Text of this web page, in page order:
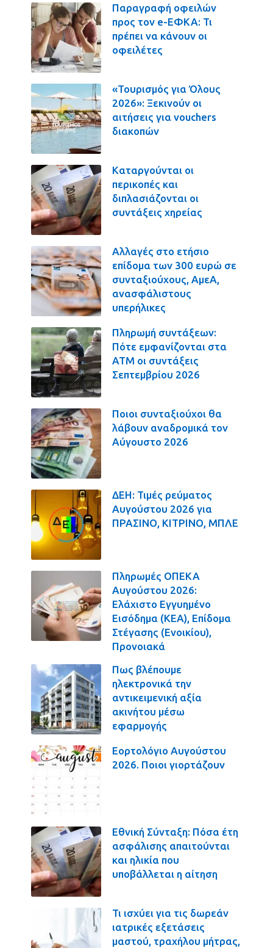
Παραγραφή οφειλών
προς τον e-ΕΦΚΑ: Τι
πρέπει να κάνουν οι
οφειλέτες
«Τουρισμός για Όλους
2026»: Ξεκινούν οι
αιτήσεις για vouchers
διακοπών
Καταργούνται οι
περικοπές και
διπλασιάζονται οι
συντάξεις χηρείας
Αλλαγές στο ετήσιο
επίδομα των 300 ευρώ σε
συνταξιούχους, ΑμεΑ,
ανασφάλιστους
υπερήλικες
Πληρωμή συντάξεων:
Πότε εμφανίζονται στα
ΑΤΜ οι συντάξεις
Σεπτεμβρίου 2026
Ποιοι συνταξιούχοι θα
λάβουν αναδρομικά τον
Αύγουστο 2026
ΔΕΗ: Τιμές ρεύματος
Αυγούστου 2026 για
ΠΡΑΣΙΝΟ, ΚΙΤΡΙΝΟ, ΜΠΛΕ
Πληρωμές ΟΠΕΚΑ
Αυγούστου 2026:
Ελάχιστο Εγγυημένο
Εισόδημα (ΚΕΑ), Επίδομα
Στέγασης (Ενοικίου),
Προνοιακά
Πως βλέπουμε
ηλεκτρονικά την
αντικειμενική αξία
ακινήτου μέσω
εφαρμογής
Εορτολόγιο Αυγούστου
2026. Ποιοι γιορτάζουν
Εθνική Σύνταξη: Πόσα έτη
ασφάλισης απαιτούνται
και ηλικία που
υποβάλλεται η αίτηση
Τι ισχύει για τις δωρεάν
ιατρικές εξετάσεις
μαστού, τραχήλου μήτρας,